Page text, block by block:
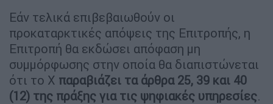
Εάν τελικά επιβεβαιωθούν οι
προκαταρκτικές απόψεις της Επιτροπής, η
Επιτροπή θα εκδώσει απόφαση μη
συμμόρφωσης στην οποία θα διαπιστώνεται
ότι το Χ παραβιάζει τα άρθρα 25, 39 και 40
(12) της πράξης για τις ψηφιακές υπηρεσίες.